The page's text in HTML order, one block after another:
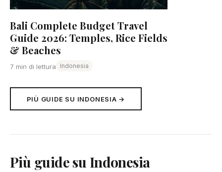
Bali Complete Budget Travel
Guide 2026: Temples, Rice Fields
& Beaches
7 min di lettura Indonesia
PIÙ GUIDE SU INDONESIA →
Più guide su Indonesia